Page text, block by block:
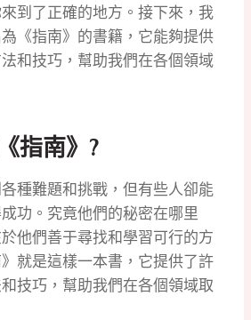
到了正確的地方。接下來，我
《指南》的書籍，它能夠提供
和技巧，幫助我們在各個領域
指南》?
種難題和挑戰，但有些人卻能
功。究竟他們的秘密在哪里
他們善于尋找和學習可行的方
就是這樣一本書，它提供了許
技巧，幫助我們在各個領域取